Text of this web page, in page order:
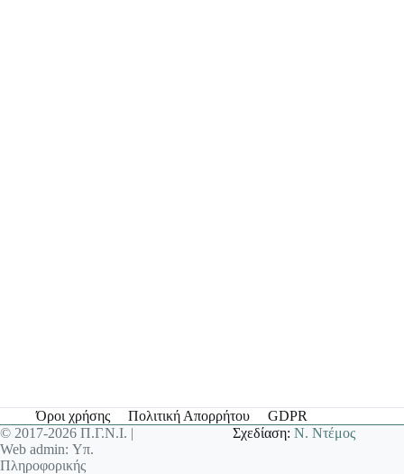
Όροι χρήσης Πολιτική Απορρήτου
GDPR
© 2017-2026 Π.Γ.Ν.Ι. |
Web admin: Υπ.
Πληροφορικής
Σχεδίαση:Ν. Ντέμος